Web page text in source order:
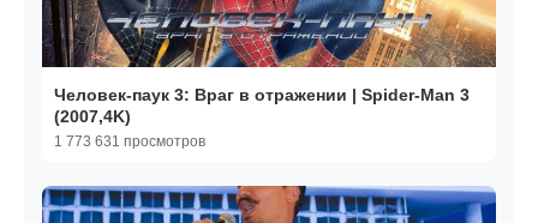
Человек-паук 3: Враг в отражении | Spider-Man 3
(2007,4K)
1 773 631 просмотров